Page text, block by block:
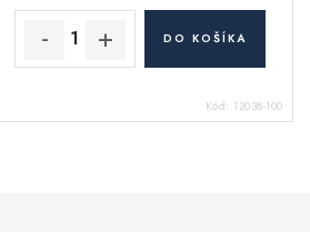
DO KOŠÍKA
Kód: 12038-100